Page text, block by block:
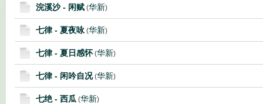
浣溪沙 - 闲赋 (华新)
七律 - 夏夜咏(华新)
七律 - 夏日感怀(华新)
七律 - 闲吟自况(华新)
七绝 - 西瓜 (华新)